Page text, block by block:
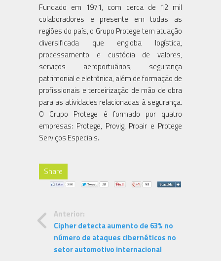
Fundado em 1971, com cerca de 12 mil
colaboradores e presente em todas as
regiões do país, o Grupo Protege tem atuação
diversificada que engloba logística,
processamento e custódia de valores,
serviços aeroportuários, segurança
patrimonial e eletrônica, além de formação de
profissionais e terceirização de mão de obra
para as atividades relacionadas à segurança.
O Grupo Protege é formado por quatro
empresas: Protege, Provig, Proair e Protege
Serviços Especiais.
Share
Anterior:
Cipher detecta aumento de 63% no
número de ataques cibernéticos no
setor automotivo internacional